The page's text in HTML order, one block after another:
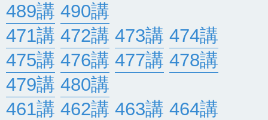
489講 490講
471講 472講 473講 474講
475講 476講 477講 478講
479講 480講
461講 462講 463講 464講